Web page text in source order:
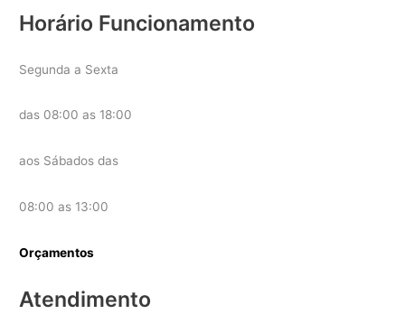
Horário Funcionamento
Segunda a Sexta
das 08:00 as 18:00
aos Sábados das
08:00 as 13:00
Orçamentos
Atendimento